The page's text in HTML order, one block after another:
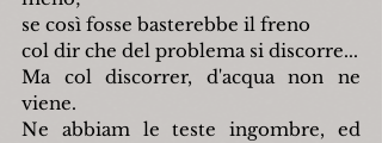
se così fosse basterebbe il freno
col dir che del problema si discorre...
Ma col discorrer, d'acqua non ne
viene.
Ne abbiam le teste ingombre, ed